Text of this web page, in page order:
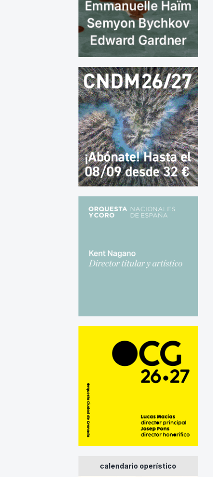
calendario operístico